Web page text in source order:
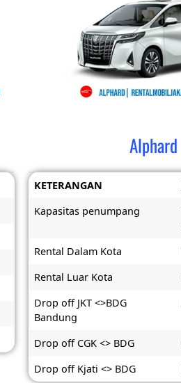
Alphard
KETERANGAN
Kapasitas penumpang
Rental Dalam Kota
Rental Luar Kota
Drop off JKT <>BDG
Bandung
Drop off CGK <> BDG
Drop off Kjati <> BDG